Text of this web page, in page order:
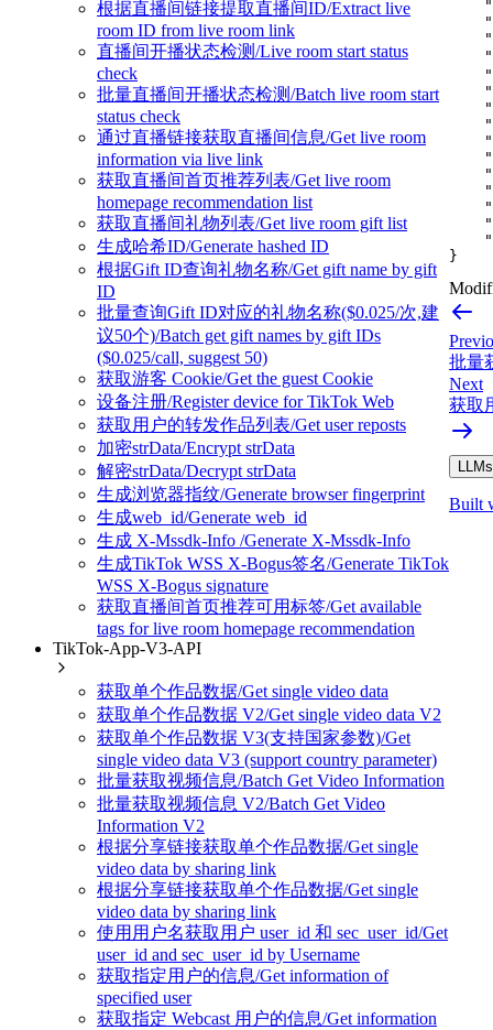
根据直播间链接提取直播间ID/Extract live
room ID from live room link
直播间开播状态检测/Live room start status
check
批量直播间开播状态检测/Batch live room start
status check
通过直播链接获取直播间信息/Get live room
information via live link
获取直播间首页推荐列表/Get live room
homepage recommendation list
获取直播间礼物列表/Get live room gift list
生成哈希ID/Generate hashed ID
根据Gift ID查询礼物名称/Get gift name by gift
ID
批量查询Gift ID对应的礼物名称($0.025/次,建
议50个)/Batch get gift names by gift IDs
($0.025/call, suggest 50)
获取游客 Cookie/Get the guest Cookie
设备注册/Register device for TikTok Web
获取用户的转发作品列表/Get user reposts
加密strData/Encrypt strData
解密strData/Decrypt strData
生成浏览器指纹/Generate browser fingerprint
生成web_id/Generate web_id
生成 X-Mssdk-Info /Generate X-Mssdk-Info
生成TikTok WSS X-Bogus签名/Generate TikTok
WSS X-Bogus signature
获取直播间首页推荐可用标签/Get available
tags for live room homepage recommendation
TikTok-App-V3-API
获取单个作品数据/Get single video data
获取单个作品数据 V2/Get single video data V2
获取单个作品数据 V3(支持国家参数)/Get
single video data V3 (support country parameter)
批量获取视频信息/Batch Get Video Information
批量获取视频信息 V2/Batch Get Video
Information V2
根据分享链接获取单个作品数据/Get single
video data by sharing link
根据分享链接获取单个作品数据/Get single
video data by sharing link
使用用户名获取用户 user_id 和 sec_user_id/Get
user_id and sec_user_id by Username
获取指定用户的信息/Get information of
specified user
获取指定 Webcast 用户的信息/Get information
}
批量
Next
获取
Built